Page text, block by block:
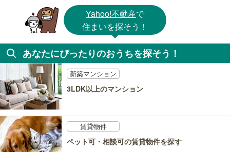
Yahoo!不動産で
住まいを探そう！
あなたにぴったりのおうちを探そう！
新築マンション
3LDK以上のマンション
賃貸物件
ペット可・相談可の賃貸物件を探す